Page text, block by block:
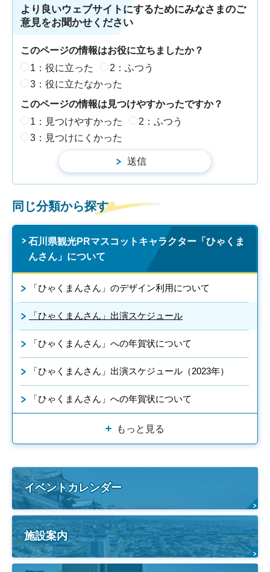
より良いウェブサイトにするためにみなさまのご
意見をお聞かせください
このページの情報はお役に立ちましたか？
1：役に立った
2：ふつう
3：役に立たなかった
このページの情報は見つけやすかったですか？
1：見つけやすかった
2：ふつう
3：見つけにくかった
同じ分類から探す
石川県観光PRマスコットキャラクター「ひゃくま
んさん」について
「ひゃくまんさん」のデザイン利用について
「ひゃくまんさん」出演スケジュール
「ひゃくまんさん」への年賀状について
「ひゃくまんさん」出演スケジュール（2023年）
「ひゃくまんさん」への年賀状について
もっと見る
イベントカレンダー
施設案内